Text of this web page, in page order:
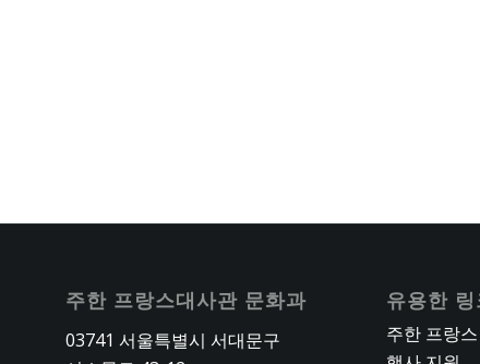
주한 프랑스대사관 문화과
03741 서울특별시 서대문구
유용한 링
주한 프랑